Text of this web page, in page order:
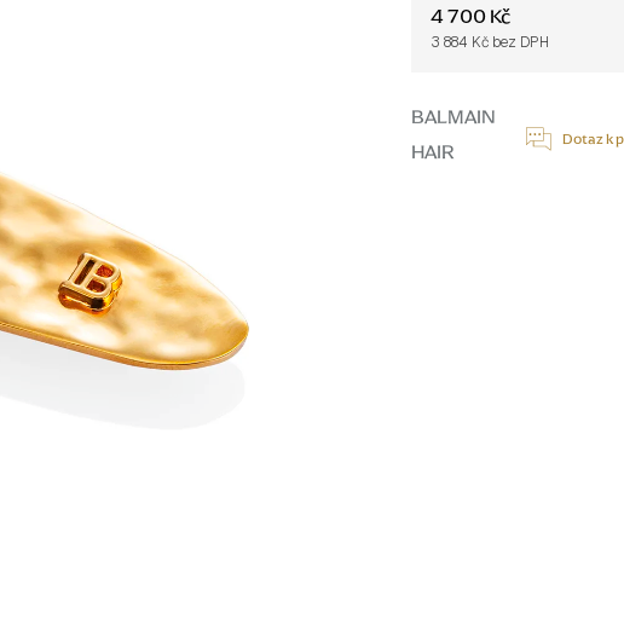
4 700 Kč
3 884 Kč bez DPH
BALMAIN
HAIR
Dotaz k